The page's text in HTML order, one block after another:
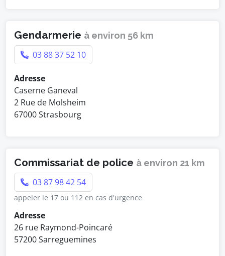
Gendarmerie à environ 56 km
03 88 37 52 10
Adresse
Caserne Ganeval
2 Rue de Molsheim
67000 Strasbourg
Commissariat de police à environ 21 km
03 87 98 42 54
appeler le 17 ou 112 en cas d'urgence
Adresse
26 rue Raymond-Poincaré
57200 Sarreguemines